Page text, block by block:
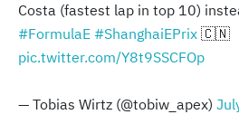
Costa (fastest lap in top 10)
#FormulaE #ShanghaiEPrix 🇨🇳
pic.twitter.com/Y8t9SSCFOp
— Tobias Wirtz (@tobiw_apex)